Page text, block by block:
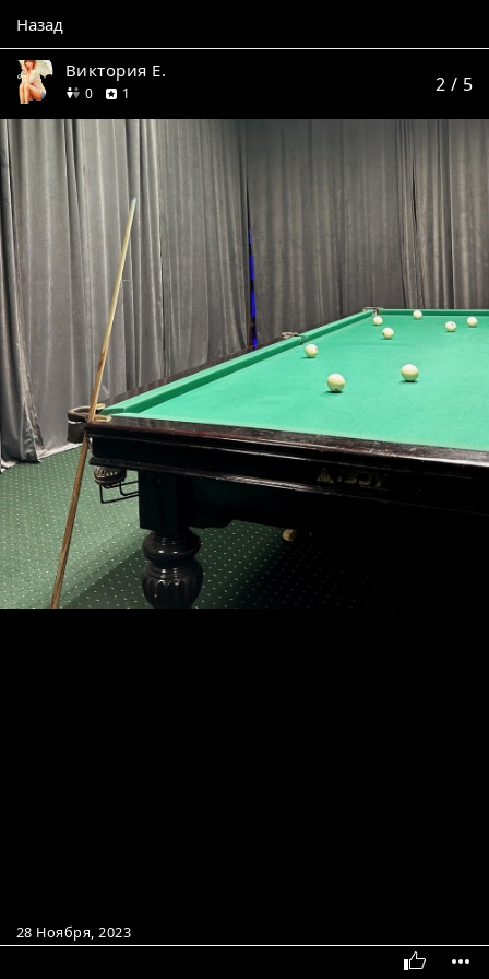
Назад
Виктория Е.
0друзей
1 2 / 5
28 Ноября, 2023